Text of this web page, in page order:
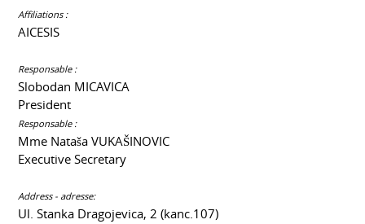
Affiliations :
AICESIS
Responsable :
Slobodan MICAVICA
President
Responsable :
Mme Nataša VUKAŠINOVIC
Executive Secretary
Address - adresse:
Ul. Stanka Dragojevica, 2 (kanc.107)